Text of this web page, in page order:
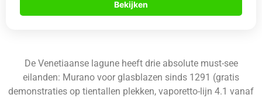
Bekijken
De Venetiaanse lagune heeft drie absolute must-see
eilanden: Murano voor glasblazen sinds 1291 (gratis
demonstraties op tientallen plekken, vaporetto-lijn 4.1 vanaf